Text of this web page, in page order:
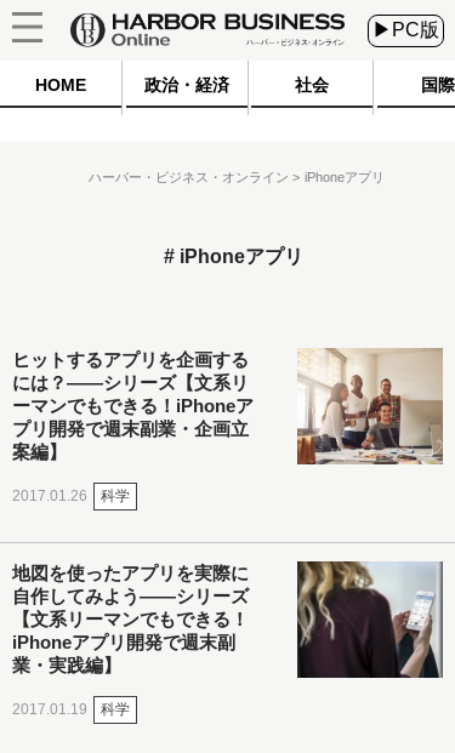
▶PC版
HOME 政治・経済 社会 国際
ハーバー・ビジネス・オンライン iPhoneアプリ
iPhoneアプリ
ヒットするアプリを企画する
には？――シリーズ【文系リ
ーマンでもできる！iPhoneア
プリ開発で週末副業・企画立
案編】
2017.01.26 科学
地図を使ったアプリを実際に
自作してみよう――シリーズ
【文系リーマンでもできる！
iPhoneアプリ開発で週末副
業・実践編】
2017.01.19 科学